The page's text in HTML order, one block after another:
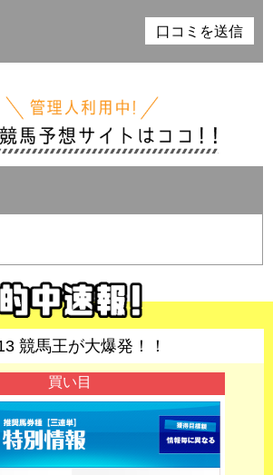
競馬王が大爆発！！
買い目